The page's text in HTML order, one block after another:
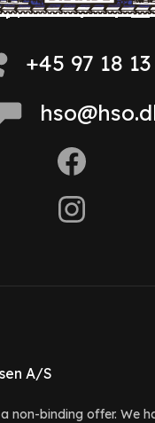
+45 97 18 13
A/S
non-binding offer. We